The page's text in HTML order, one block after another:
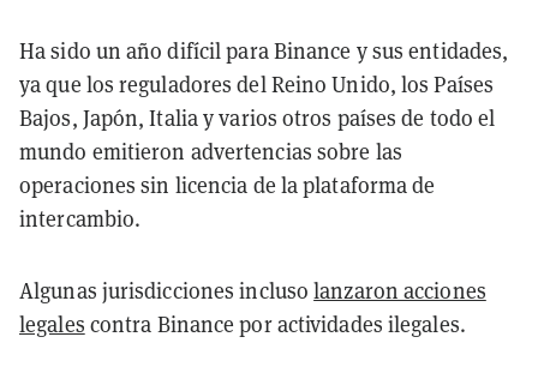
Ha sido un año difícil para Binance y sus entidades,
ya que los reguladores del Reino Unido, los Países
Bajos, Japón, Italia y varios otros países de todo el
mundo emitieron advertencias sobre las
operaciones sin licencia de la plataforma de
intercambio.
Algunas jurisdicciones inclusolanzaron acciones
legales contra Binance por actividades ilegales.